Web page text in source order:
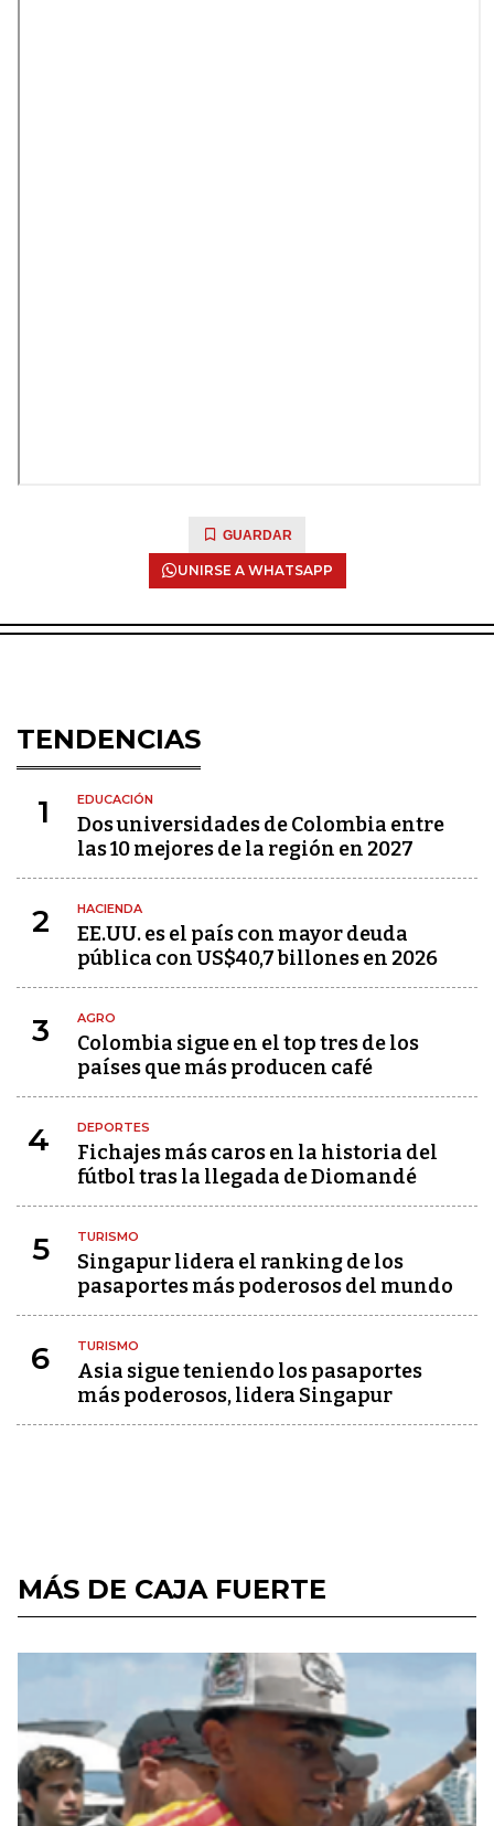
GUARDAR
UNIRSE A WHATSAPP
TENDENCIAS
1 EDUCACIÓN
Dos universidades de Colombia entre
las 10 mejores de la región en 2027
2 HACIENDA
EE.UU. es el país con mayor deuda
pública con US$40,7 billones en 2026
3 AGRO
Colombia sigue en el top tres de los
países que más producen café
4 DEPORTES
Fichajes más caros en la historia del
fútbol tras la llegada de Diomandé
5 TURISMO
Singapur lidera el ranking de los
pasaportes más poderosos del mundo
6 TURISMO
Asia sigue teniendo los pasaportes
más poderosos, lidera Singapur
MÁS DE CAJA FUERTE